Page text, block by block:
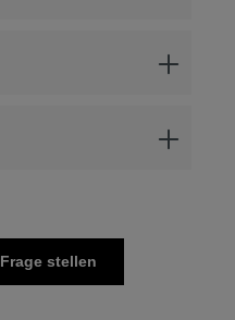
Frage stellen